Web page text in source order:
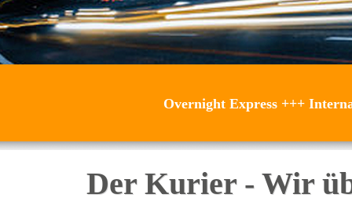
Overnight Express+++
Der Kurier - Wir